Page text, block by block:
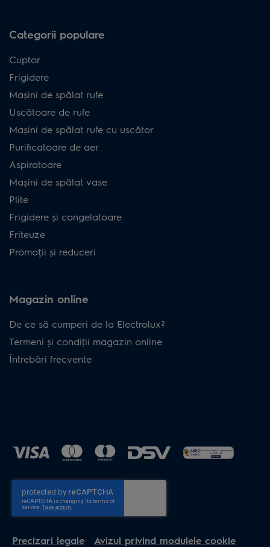
Categorii populare
Cuptor
Frigidere
Mașini de spălat rufe
Uscătoare de rufe
Mașini de spălat rufe cu uscător
Purificatoare de aer
Aspiratoare
Mașini de spălat vase
Plite
Frigidere și congelatoare
Friteuze
Promoții și reduceri
Magazin online
De ce să cumperi de la Electrolux?
Termeni și condiţii magazin online
Întrebări frecvente
Precizari legale Avizul privind modulele cookie